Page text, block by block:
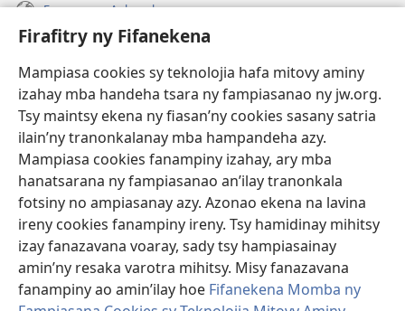
Firafitry ny Fifanekena
Mampiasa cookies sy teknolojia hafa mitovy aminy
izahay mba handeha tsara ny fampiasanao ny jw.org.
Tsy maintsy ekena ny fiasan’ny cookies sasany satria
ilain’ny tranonkalanay mba hampandeha azy.
Mampiasa cookies fanampiny izahay, ary mba
hanatsarana ny fampiasanao an’ilay tranonkala
fotsiny no ampiasanay azy. Azonao ekena na lavina
ireny cookies fanampiny ireny. Tsy hamidinay mihitsy
izay fanazavana voaray, sady tsy hampiasainay
amin’ny resaka varotra mihitsy. Misy fanazavana
fanampiny ao amin’ilay hoe Fifanekena Momba ny
Fanazavana Ankapobeny
Fanampiana
Fanomezana
(manokatra
rohy)
FITEHIRIZAM-BOKIN’NY Vavolombelon’i Jehovah
(manokatra
rohy)
JW Hub
(manokatra
rohy)
JW Library
Watchtower Library ®